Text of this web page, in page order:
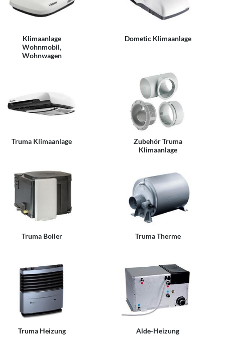
Klimaanlage
Wohnmobil,
Wohnwagen
Dometic Klimaanlage
Truma Klimaanlage
Zubehör Truma
Klimaanlage
Truma Boiler Truma Therme
Truma Heizung Alde-Heizung